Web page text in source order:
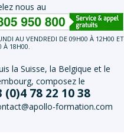
nous au
AU VENDREDI DE 09H00 À 12H00
À 18H00.
la Suisse, la Belgique et le
composez le
(0)4 78 22 10 38
formation.com